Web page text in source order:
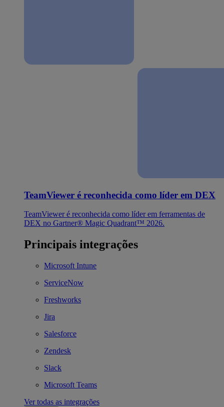
TeamViewer é reconhecida como líder em DEX
TeamViewer é reconhecida como líder em ferramentas de
DEX no Gartner® Magic Quadrant™ 2026.
Principais integrações
Microsoft Intune
ServiceNow
Freshworks
Jira
Salesforce
Zendesk
Slack
Microsoft Teams
Ver todas as integrações